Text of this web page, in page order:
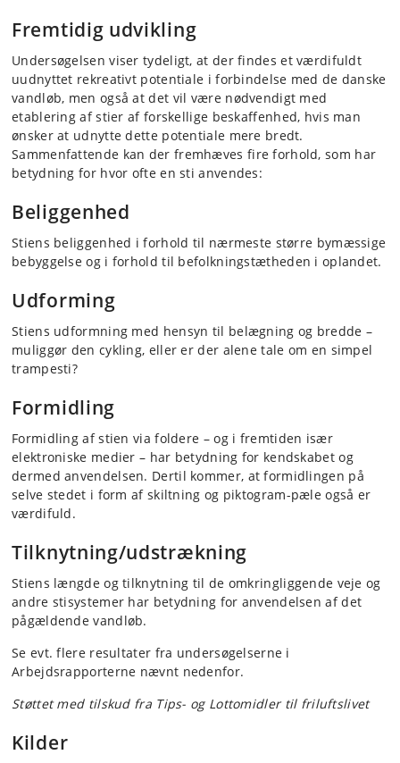
Fremtidig udvikling
Undersøgelsen viser tydeligt, at der findes et værdifuldt
uudnyttet rekreativt potentiale i forbindelse med de danske
vandløb, men også at det vil være nødvendigt med
etablering af stier af forskellige beskaffenhed, hvis man
ønsker at udnytte dette potentiale mere bredt.
Sammenfattende kan der fremhæves fire forhold, som har
betydning for hvor ofte en sti anvendes:
Beliggenhed
Stiens beliggenhed i forhold til nærmeste større bymæssige
bebyggelse og i forhold til befolkningstætheden i oplandet.
Udforming
Stiens udformning med hensyn til belægning og bredde –
muliggør den cykling, eller er der alene tale om en simpel
trampesti?
Formidling
Formidling af stien via foldere – og i fremtiden især
elektroniske medier – har betydning for kendskabet og
dermed anvendelsen. Dertil kommer, at formidlingen på
selve stedet i form af skiltning og piktogram-pæle også er
værdifuld.
Tilknytning/udstrækning
Stiens længde og tilknytning til de omkringliggende veje og
andre stisystemer har betydning for anvendelsen af det
pågældende vandløb.
Se evt. flere resultater fra undersøgelserne i
Arbejdsrapporterne nævnt nedenfor.
Støttet med tilskud fra Tips- og Lottomidler til friluftslivet
Kilder